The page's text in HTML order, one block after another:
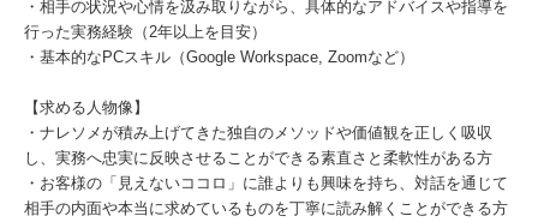
・相手の状況や心情を汲み取りながら、具体的なアドバイスや指導を
行った実務経験（2年以上を目安）
・基本的なPCスキル（Google Workspace, Zoomなど）
【求める人物像】
・ナレソメが積み上げてきた独自のメソッドや価値観を正しく吸収
し、実務へ忠実に反映させることができる素直さと柔軟性がある方
・お客様の「見えないココロ」に誰よりも興味を持ち、対話を通じて
相手の内面や本当に求めているものを丁寧に読み解くことができる方